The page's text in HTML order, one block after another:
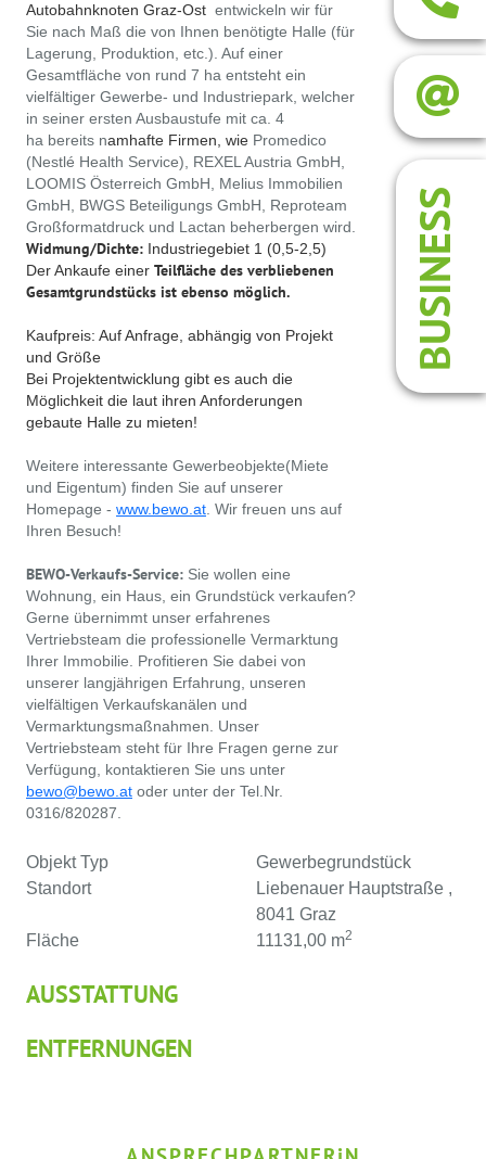
Autobahnknoten Graz-Ost entwickeln wir für
Sie nach Maß die von Ihnen benötigte Halle (für
Lagerung, Produktion, etc.). Auf einer
Gesamtfläche von rund 7 ha entsteht ein
vielfältiger Gewerbe- und Industriepark, welcher
in seiner ersten Ausbaustufe mit ca. 4
ha bereits namhafte Firmen, wie Promedico
(Nestlé Health Service), REXEL Austria GmbH,
LOOMIS Österreich GmbH, Melius Immobilien
GmbH, BWGS Beteiligungs GmbH, Reproteam
Großformatdruck und Lactan beherbergen wird.
Widmung/Dichte: Industriegebiet 1 (0,5-2,5)
Der Ankaufe einer Teilfläche des verbliebenen
Gesamtgrundstücks ist ebenso möglich.
Kaufpreis: Auf Anfrage, abhängig von Projekt
und Größe
Bei Projektentwicklung gibt es auch die
Möglichkeit die laut ihren Anforderungen
gebaute Halle zu mieten!
Weitere interessante Gewerbeobjekte(Miete
und Eigentum) finden Sie auf unserer
Homepage - www.bewo.at . Wir freuen uns auf
Ihren Besuch!
BEWO-Verkaufs-Service: Sie wollen eine
Wohnung, ein Haus, ein Grundstück verkaufen?
Gerne übernimmt unser erfahrenes
Vertriebsteam die professionelle Vermarktung
Ihrer Immobilie. Profitieren Sie dabei von
unserer langjährigen Erfahrung, unseren
vielfältigen Verkaufskanälen und
Vermarktungsmaßnahmen. Unser
Vertriebsteam steht für Ihre Fragen gerne zur
Verfügung, kontaktieren Sie uns unter
bewo@bewo.at oder unter der Tel.Nr.
0316/820287.
Objekt Typ
Gewerbegrundstück
Standort
Liebenauer Hauptstraße ,
8041 Graz
Fläche
11131,00 m2
AUSSTATTUNG
ENTFERNUNGEN
BUSINESS